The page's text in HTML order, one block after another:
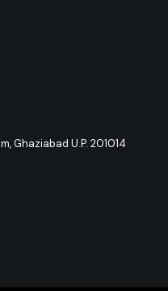
Ghaziabad U.P. 201014